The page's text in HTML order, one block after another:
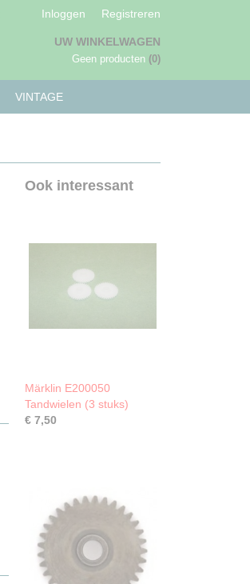
Inloggen Registreren
UW WINKELWAGEN
Geen producten (0)
VINTAGE
Ook interessant
Märklin E200050
Tandwielen (3 stuks)
€ 7,50